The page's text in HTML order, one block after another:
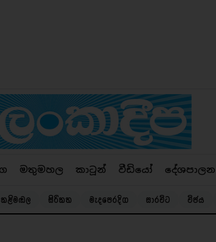
මතුමහල කාටූන් වීඩියෝ දේශපාලන
සිරිකත මැදපෙරදිග සාරවිට විජය